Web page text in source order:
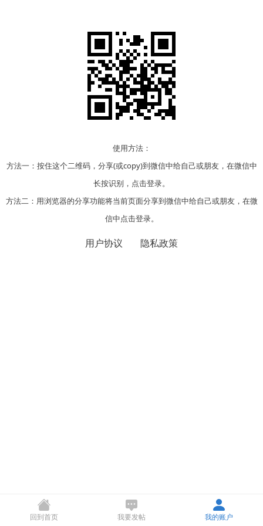
使用方法：
方法一：按住这个二维码，分享(或copy)到微信中给自己或朋友，在微信中
长按识别，点击登录。
方法二：用浏览器的分享功能将当前页面分享到微信中给自己或朋友，在微
信中点击登录。
用户协议 隐私政策
回到首页 我要发帖 我的账户